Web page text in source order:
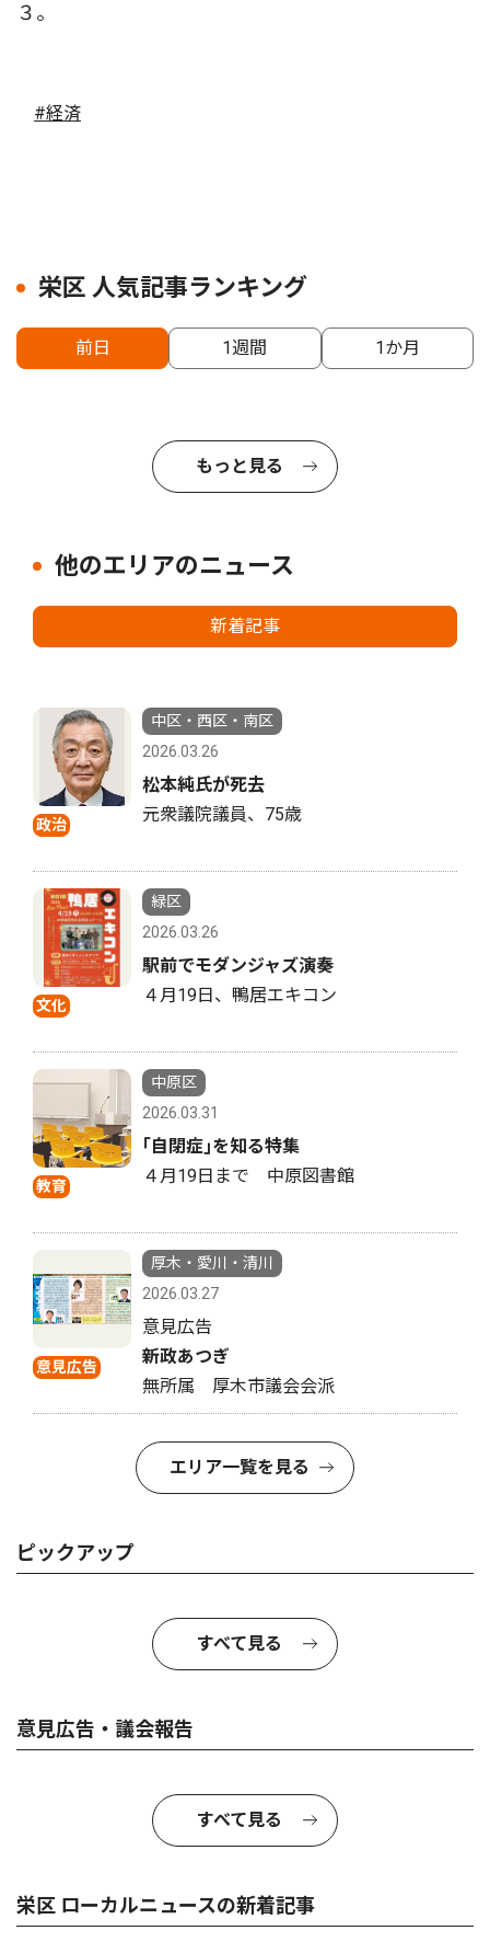
３。
#経済
栄区 人気記事ランキング
前日 1週間 1か月
もっと見る
他のエリアのニュース
新着記事
政治
中区・西区・南区
2026.03.26
松本純氏が死去
元衆議院議員、75歳
文化
緑区
2026.03.26
駅前でモダンジャズ演奏
４月19日、鴨居エキコン
教育
中原区
2026.03.31
｢自閉症｣を知る特集
４月19日まで 中原図書館
意見広告
厚木・愛川・清川
2026.03.27
意見広告
新政あつぎ
無所属 厚木市議会会派
エリア一覧を見る
ピックアップ
すべて見る
意見広告・議会報告
すべて見る
栄区 ローカルニュースの新着記事